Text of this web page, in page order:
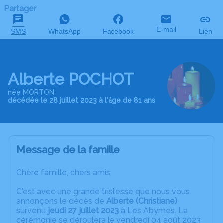
Partager
SMS WhatsApp Facebook E-mail Lien
Alberte POCHOT
née MORTON
décédée le 28 juillet 2023 à l'âge de 81 ans
Message de la famille
Chère famille, chers amis,
C'est avec une grande tristesse que nous vous
annonçons le décès de Alberte (Christiane)
survenu jeudi 27 juillet 2023 à Les Abymes. La
cérémonie se déroulera le vendredi 04 août 2023